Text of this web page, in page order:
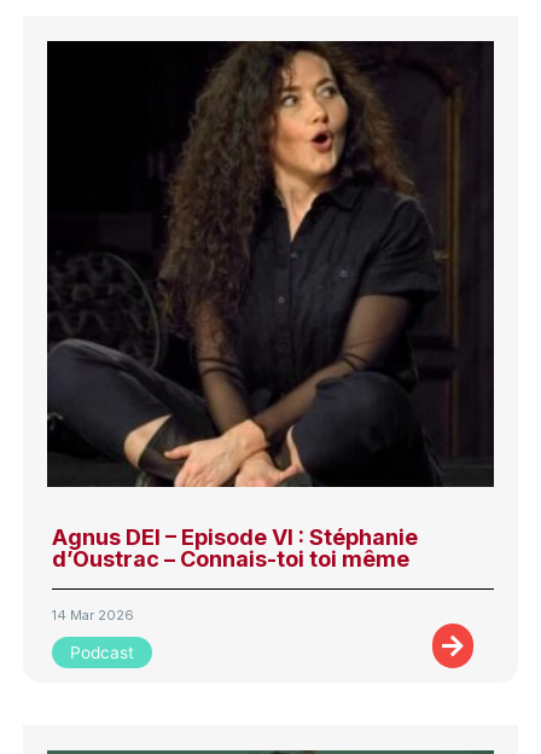
Agnus DEI – Episode VI : Stéphanie
d’Oustrac – Connais-toi toi même
14 Mar 2026
Podcast